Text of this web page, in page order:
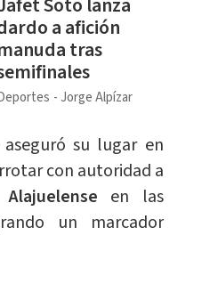
a afición
tras
Jorge Alpízar
su lugar en
con autoridad a
en las
un marcador